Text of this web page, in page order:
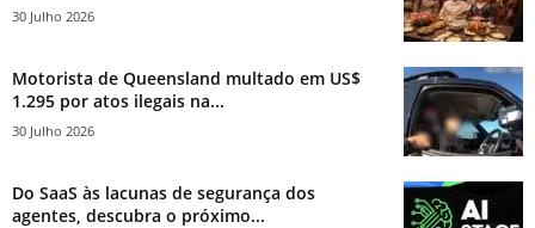
30 Julho 2026
Motorista de Queensland multado em US$
1.295 por atos ilegais na...
30 Julho 2026
Do SaaS às lacunas de segurança dos
agentes, descubra o próximo...